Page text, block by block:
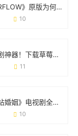
《OVERFLOW》原版为何让人念念不忘？从争议到经典的真相
10
免费追剧神器！下载草莓视频APP的正确方式与避坑指南
11
《下一站婚姻》电视剧全集免费观看：都市情感剧的正确打开方式
10